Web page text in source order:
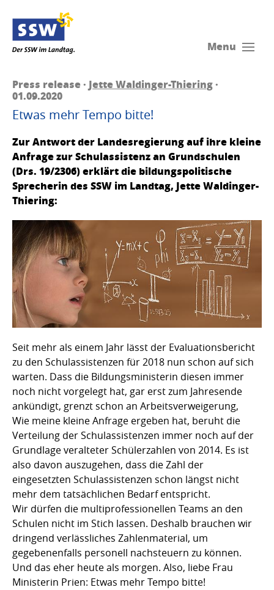
Menu
Press release · Jette Waldinger-Thiering·
01.09.2020
Etwas mehr Tempo bitte!
Zur Antwort der Landesregierung auf ihre kleine
Anfrage zur Schulassistenz an Grundschulen
(Drs. 19/2306) erklärt die bildungspolitische
Sprecherin des SSW im Landtag, Jette Waldinger-
Thiering:
Seit mehr als einem Jahr lässt der Evaluationsbericht
zu den Schulassistenzen für 2018 nun schon auf sich
warten. Dass die Bildungsministerin diesen immer
noch nicht vorgelegt hat, gar erst zum Jahresende
ankündigt, grenzt schon an Arbeitsverweigerung,
Wie meine kleine Anfrage ergeben hat, beruht die
Verteilung der Schulassistenzen immer noch auf der
Grundlage veralteter Schülerzahlen von 2014. Es ist
also davon auszugehen, dass die Zahl der
eingesetzten Schulassistenzen schon längst nicht
mehr dem tatsächlichen Bedarf entspricht.
Wir dürfen die multiprofessionellen Teams an den
Schulen nicht im Stich lassen. Deshalb brauchen wir
dringend verlässliches Zahlenmaterial, um
gegebenenfalls personell nachsteuern zu können.
Und das eher heute als morgen. Also, liebe Frau
Ministerin Prien: Etwas mehr Tempo bitte!